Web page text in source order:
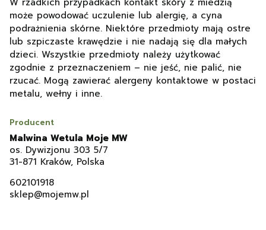
może powodować uczulenie lub alergię, a cyna
podrażnienia skórne. Niektóre przedmioty mają ostre
lub szpiczaste krawędzie i nie nadają się dla małych
dzieci. Wszystkie przedmioty należy użytkować
zgodnie z przeznaczeniem – nie jeść, nie palić, nie
rzucać. Mogą zawierać alergeny kontaktowe w postaci
metalu, wełny i inne.
Producent
Malwina Wetula Moje MW
os. Dywizjonu 303 5/7
31-871 Kraków, Polska
602101918
sklep@mojemw.pl